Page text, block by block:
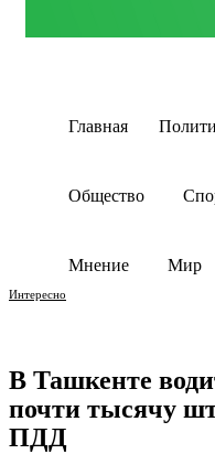
Главная
Общество
Мнение Мир
Интересно
В Ташкенте
почти тысячу
ПДД